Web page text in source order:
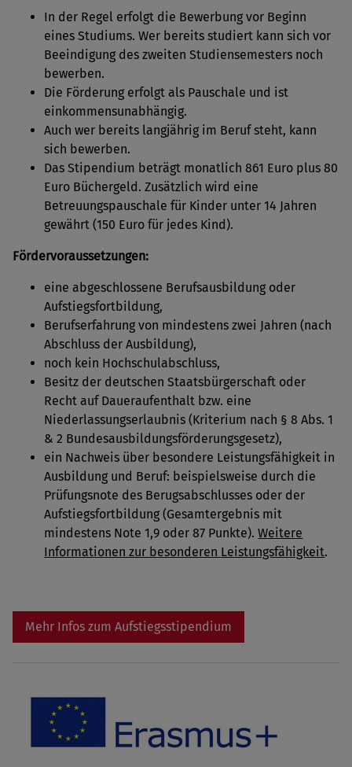
In der Regel erfolgt die Bewerbung vor Beginn
eines Studiums. Wer bereits studiert kann sich vor
Beeindigung des zweiten Studiensemesters noch
bewerben.
Die Förderung erfolgt als Pauschale und ist
einkommensunabhängig.
Auch wer bereits langjährig im Beruf steht, kann
sich bewerben.
Das Stipendium beträgt monatlich 861 Euro plus 80
Euro Büchergeld. Zusätzlich wird eine
Betreuungspauschale für Kinder unter 14 Jahren
gewährt (150 Euro für jedes Kind).
Fördervoraussetzungen:
eine abgeschlossene Berufsausbildung oder
Aufstiegsfortbildung,
Berufserfahrung von mindestens zwei Jahren (nach
Abschluss der Ausbildung),
noch kein Hochschulabschluss,
Besitz der deutschen Staatsbürgerschaft oder
Recht auf Daueraufenthalt bzw. eine
Niederlassungserlaubnis (Kriterium nach § 8 Abs. 1
& 2 Bundesausbildungsförderungsgesetz),
ein Nachweis über besondere Leistungsfähigkeit in
Ausbildung und Beruf: beispielsweise durch die
Prüfungsnote des Berugsabschlusses oder der
Aufstiegsfortbildung (Gesamtergebnis mit
mindestens Note 1,9 oder 87 Punkte).Weitere
Informationen zur besonderen Leistungsfähigkeit.
Mehr Infos zum Aufstiegsstipendium